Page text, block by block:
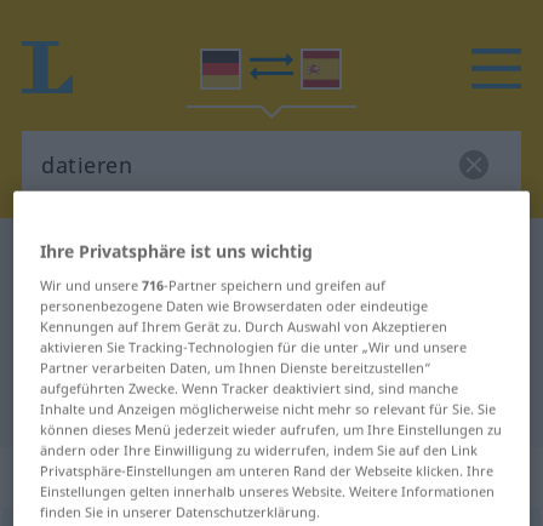
Deutsch-Spanisch Wörterbuch
Deutsch-Spanisch Übersetzung für
"datieren"
"datieren" Spanisch Übersetzung
„datieren“: transitives Verb
Ihre Privatsphäre ist uns wichtig
Wir und unsere716-Partner speichern und greifen auf
personenbezogene Daten wie Browserdaten oder eindeutige
Kennungen auf Ihrem Gerät zu. Durch Auswahl von Akzeptieren
aktivieren Sie Tracking-Technologien für die unter „Wir und unsere
Partner verarbeiten Daten, um Ihnen Dienste bereitzustellen“
aufgeführten Zwecke. Wenn Tracker deaktiviert sind, sind manche
Inhalte und Anzeigen möglicherweise nicht mehr so relevant für Sie. Sie
können dieses Menü jederzeit wieder aufrufen, um Ihre Einstellungen zu
ändern oder Ihre Einwilligung zu widerrufen, indem Sie auf den Link
Privatsphäre-Einstellungen am unteren Rand der Webseite klicken. Ihre
Einstellungen gelten innerhalb unseres Website. Weitere Informationen
finden Sie in unserer Datenschutzerklärung.